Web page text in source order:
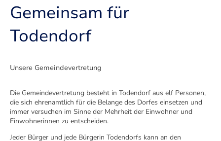
Gemeinsam für
Todendorf
Unsere Gemeindevertretung
Die Gemeindevertretung besteht in Todendorf aus elf Personen,
die sich ehrenamtlich für die Belange des Dorfes einsetzen und
immer versuchen im Sinne der Mehrheit der Einwohner und
Einwohnerinnen zu entscheiden.
Jeder Bürger und jede Bürgerin Todendorfs kann an den